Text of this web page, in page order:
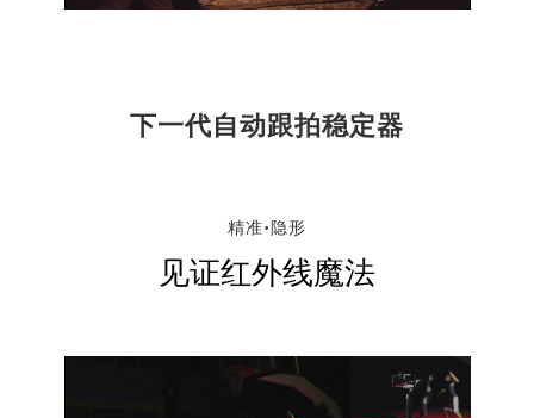
下一代自动跟拍稳定器
精准•隐形
见证红外线魔法